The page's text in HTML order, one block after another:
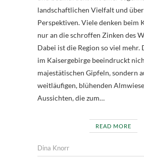
landschaftlichen Vielfalt und
Perspektiven. Viele denken beim
nur an die schroffen Zinken des
Dabei ist die Region so viel mehr.
im Kaisergebirge beeindruckt
majestätischen Gipfeln, sondern
weitläufigen, blühenden
Aussichten, die zum…
READ MORE
Dina Knorr